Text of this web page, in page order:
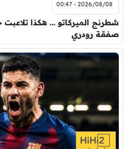
2026/08/08 - 00:47
شطرنج الميركاتو … هكذا
صفقة رودري